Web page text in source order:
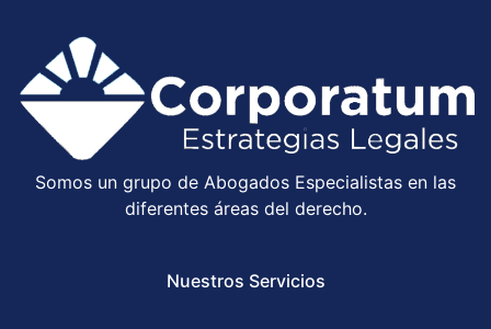
Somos un grupo de Abogados Especialistas en las
diferentes áreas del derecho.
Nuestros Servicios